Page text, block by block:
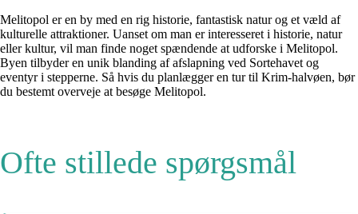
Melitopol er en by med en rig historie, fantastisk natur og et væld af
kulturelle attraktioner. Uanset om man er interesseret i historie, natur
eller kultur, vil man finde noget spændende at udforske i Melitopol.
Byen tilbyder en unik blanding af afslapning ved Sortehavet og
eventyr i stepperne. Så hvis du planlægger en tur til Krim-halvøen, bør
du bestemt overveje at besøge Melitopol.
Ofte stillede spørgsmål